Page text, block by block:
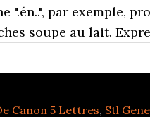
".én..", par exemple,
soupe au lait.
Canon 5 Lettres, Stl